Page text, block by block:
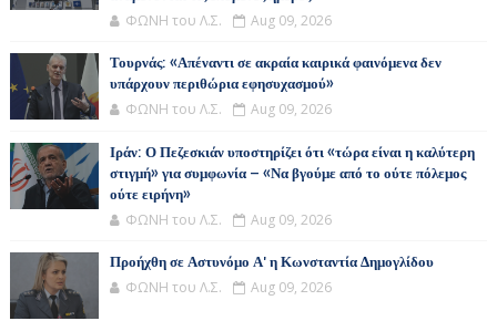
ΦΩΝΗ του Λ.Σ. Aug 09, 2026
Τουρνάς: «Απέναντι σε ακραία καιρικά φαινόμενα δεν
υπάρχουν περιθώρια εφησυχασμού»
ΦΩΝΗ του Λ.Σ. Aug 09, 2026
Ιράν: Ο Πεζεσκιάν υποστηρίζει ότι «τώρα είναι η καλύτερη
στιγμή» για συμφωνία – «Να βγούμε από το ούτε πόλεμος
ούτε ειρήνη»
ΦΩΝΗ του Λ.Σ. Aug 09, 2026
Προήχθη σε Αστυνόμο Α' η Κωνσταντία Δημογλίδου
ΦΩΝΗ του Λ.Σ. Aug 09, 2026